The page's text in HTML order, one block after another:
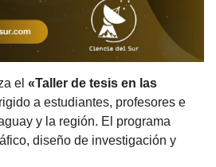
el «Taller de tesis en las
a estudiantes, profesores e
y la región. El programa
diseño de investigación y